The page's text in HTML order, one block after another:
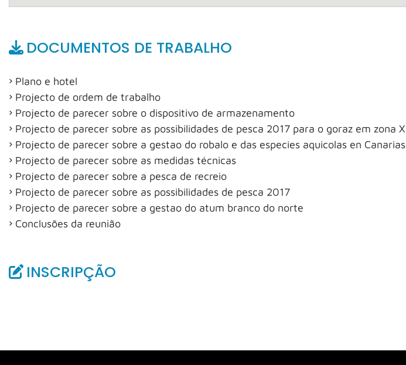
DOCUMENTOS DE TRABALHO
Plano e hotel
Projecto de ordem de trabalho
Projecto de parecer sobre o dispositivo de armazenamento
Projecto de parecer sobre as possibilidades de pesca 2017 para o goraz em zona X
Projecto de parecer sobre a gestao do robalo e das especies aquicolas en Canarias
Projecto de parecer sobre as medidas técnicas
Projecto de parecer sobre a pesca de recreio
Projecto de parecer sobre as possibilidades de pesca 2017
Projecto de parecer sobre a gestao do atum branco do norte
Conclusões da reunião
INSCRIPÇÃO